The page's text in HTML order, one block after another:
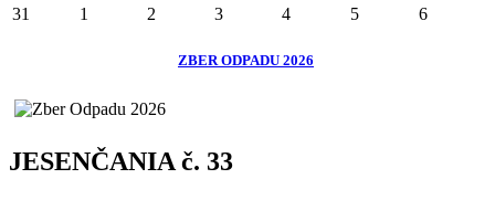
31
1 2 3 4 5 6
ZBER ODPADU 2026
JESENČANIA č. 33